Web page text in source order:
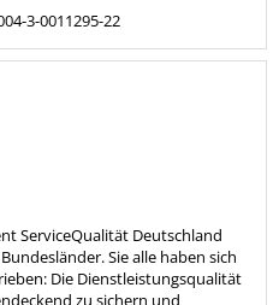
3-0011295-22
ServiceQualität Deutschland
Sie alle haben sich
Die Dienstleistungsqualität
zu sichern und